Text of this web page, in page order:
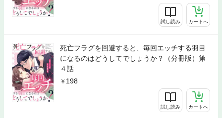
試し読み カートへ
死亡フラグを回避すると、毎回エッチする羽目
になるのはどうしてでしょうか？（分冊版）第
４話
198
試し読み カートへ